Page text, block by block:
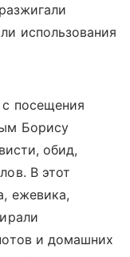
использования
с посещения
Борису
обид,
В этот
ежевика,
и домашних